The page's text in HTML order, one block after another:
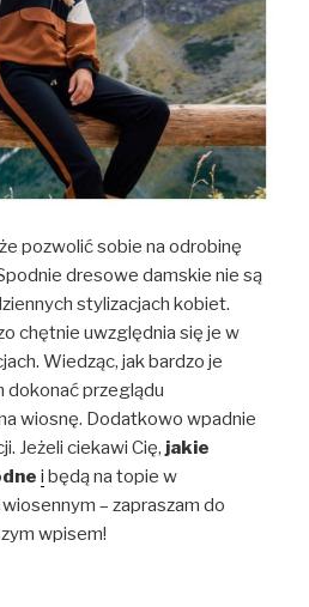
pozwolić sobie na odrobinę
dresowe damskie nie są
stylizacjach kobiet.
chętnie uwzględnia się je w
Wiedząc, jak bardzo je
dokonać przeglądu
wiosnę. Dodatkowo wpadnie
Jeżeli ciekawi Cię, jakie
i będą na topie w
– zapraszam do
wpisem!